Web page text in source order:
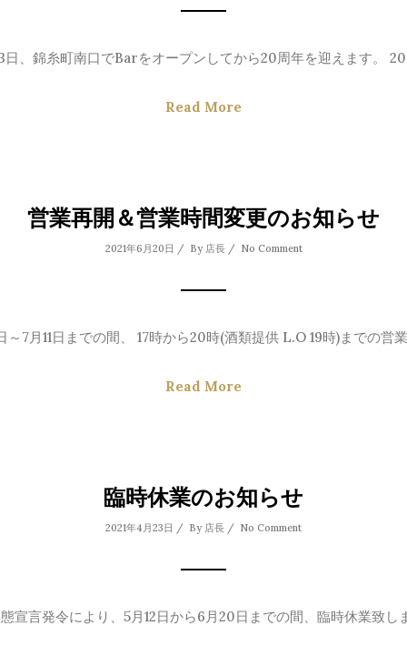
日、錦糸町南口でBarをオープンしてから20周年を迎えます。
Read More
営業再開＆営業時間変更のお知らせ
2021年6月20日 / By 店長/ No Comment
～7月11日までの間、 17時から20時(酒類提供 L.O 19時)までの営
Read More
臨時休業のお知らせ
2021年4月23日 / By 店長 / No Comment
宣言発令により、5月12日から6月20日までの間、臨時休業致